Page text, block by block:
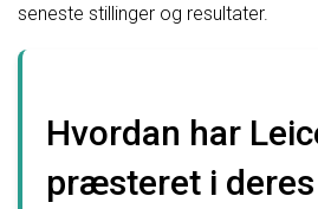
seneste stillinger og resultater.
Hvordan har
præsteret i